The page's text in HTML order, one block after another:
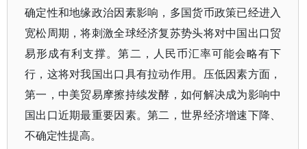
确定性和地缘政治因素影响，多国货币政策已经进入
宽松周期，将刺激全球经济复苏势头将对中国出口贸
易形成有利支撑。第二，人民币汇率可能会略有下
行，这将对我国出口具有拉动作用。压低因素方面，
第一，中美贸易摩擦持续发酵，如何解决成为影响中
国出口近期最重要因素。第二，世界经济增速下降、
不确定性提高。